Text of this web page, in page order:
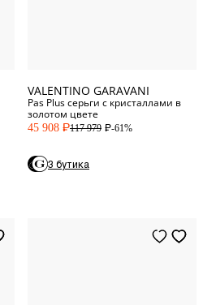
VALENTINO GARAVANI
Pas Plus серьги с кристаллами в
золотом цвете
45 908 P117 979 P-61%
3 бутика